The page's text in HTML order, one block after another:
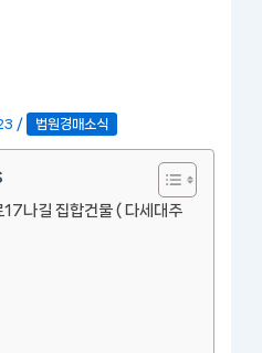
/ 법원경매소식
나길 집합건물 ( 다세대주